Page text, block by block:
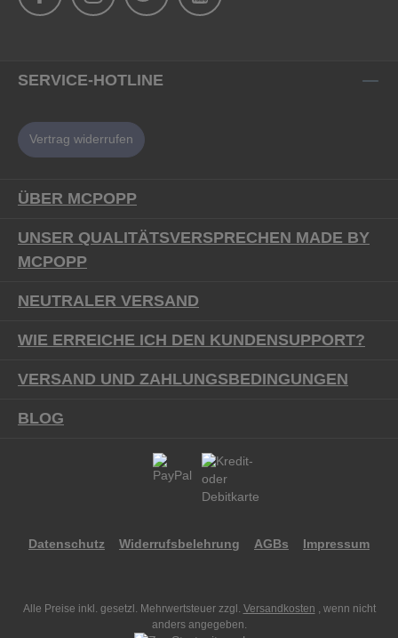
SERVICE-HOTLINE
Vertrag widerrufen
ÜBER MCPOPP
UNSER QUALITÄTSVERSPRECHEN MADE BY
MCPOPP
NEUTRALER VERSAND
WIE ERREICHE ICH DEN KUNDENSUPPORT?
VERSAND UND ZAHLUNGSBEDINGUNGEN
BLOG
Datenschutz Widerrufsbelehrung AGBs Impressum
Alle Preise inkl. gesetzl. Mehrwertsteuer zzgl. Versandkosten , wenn nicht
anders angegeben.